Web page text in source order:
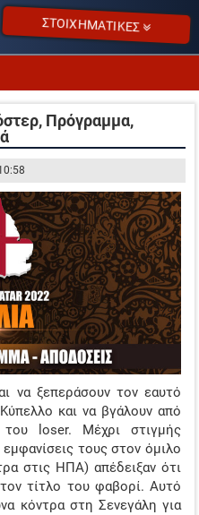
ΣΤΟΙΧΗΜΑΤΙΚΕΣ
Πρόγραμμα,
να ξεπεράσουν τον εαυτό
και να βγάλουν από
loser. Μέχρι στιγμής
τους στον όμιλο
στις ΗΠΑ) απέδειξαν ότι
τίτλο του φαβορί. Αυτό
κόντρα στη Σενεγάλη για